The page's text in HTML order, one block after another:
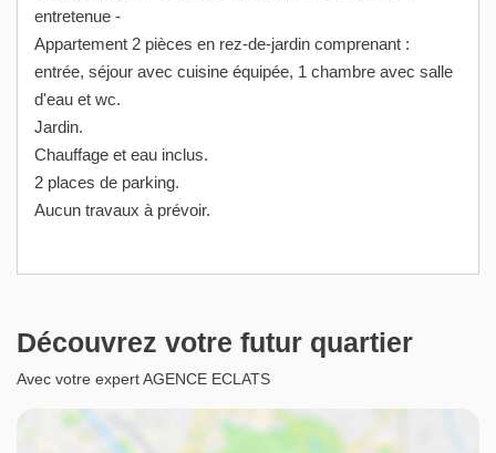
entretenue -
Appartement 2 pièces en rez-de-jardin comprenant :
entrée, séjour avec cuisine équipée, 1 chambre avec salle
d'eau et wc.
Jardin.
Chauffage et eau inclus.
2 places de parking.
Aucun travaux à prévoir.
Découvrez votre futur quartier
Avec votre expert AGENCE ECLATS